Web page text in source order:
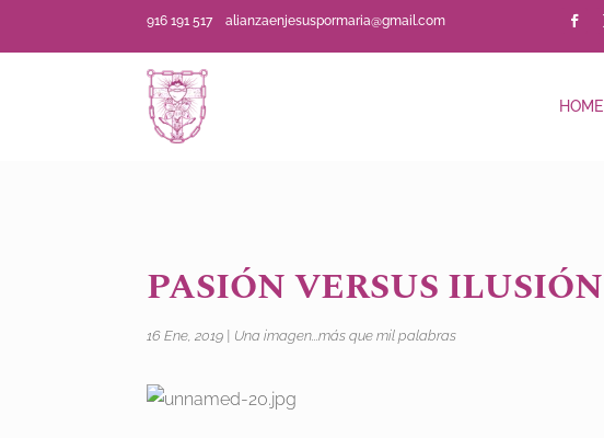
916 191 517alianzaenjesuspormaria@gmail.com
HOME
PASIÓN VERSUS ILUSIÓN
16 Ene, 2019 Una imagen...más que mil palabras